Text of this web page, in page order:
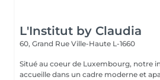
L'Institut by Claudia
60, Grand Rue Ville-Haute L-1660
Situé au coeur de Luxembourg, notre
accueille dans un cadre moderne et